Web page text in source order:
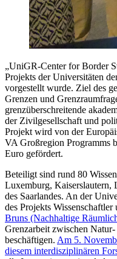
„UniGR-Center for Border
Projekts der Universitäten
vorgestellt wurde. Ziel des
Grenzen und
grenzüberschreitende
der Zivilgesellschaft und
Projekt wird von der
VA Großregion Programms
Euro gefördert.
Beteiligt sind rund 80
Luxemburg, Kaiserslautern,
des Saarlandes. An der
des Projekts
Bruns (Nachhaltige
Grenzarbeit zwischen
beschäftigen. Am 5.
diesem interdisziplinären